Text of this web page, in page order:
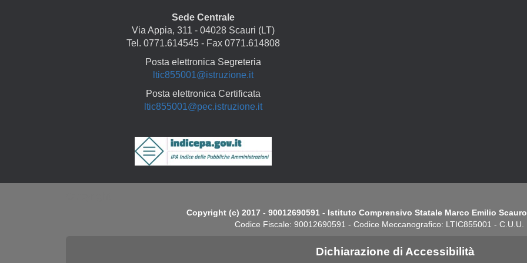
Sede Centrale
Via Appia, 311 - 04028 Scauri (LT)
Tel. 0771.614545 - Fax 0771.614808
Posta elettronica Segreteria
ltic855001@istruzione.it
Posta elettronica Certificata
ltic855001@pec.istruzione.it
Copyright (c) 2017 - 90012690591 - Istituto Comprensivo Statale Marco Emilio
Codice Fiscale: 90012690591 - Codice Meccanografico: LTIC855001 - C.U.U.
Dichiarazione di Accessibilità